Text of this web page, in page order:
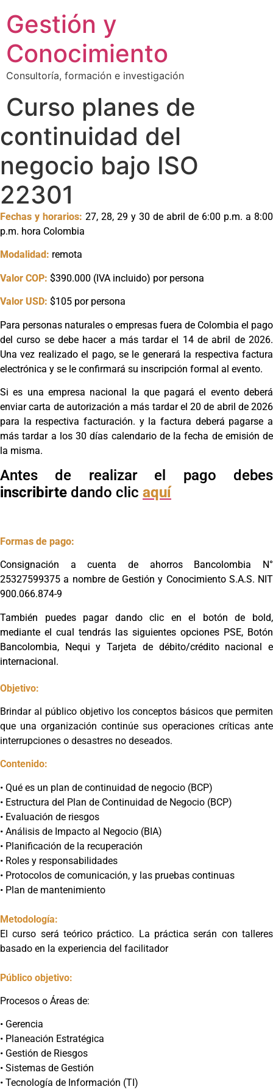
al
contenido
Gestión y
Conocimiento
Consultoría, formación e investigación
Curso planes de
continuidad del
negocio bajo ISO
22301
Fechas y horarios: 27, 28, 29 y 30 de abril de 6:00 p.m. a 8:00
p.m. hora Colombia
Modalidad: remota
Valor COP: $390.000 (IVA incluido) por persona
Valor USD: $105 por persona
Para personas naturales o empresas fuera de Colombia el pago
del curso se debe hacer a más tardar el 14 de abril de 2026.
Una vez realizado el pago, se le generará la respectiva factura
electrónica y se le confirmará su inscripción formal al evento.
Si es una empresa nacional la que pagará el evento deberá
enviar carta de autorización a más tardar el 20 de abril de 2026
para la respectiva facturación. y la factura deberá pagarse a
más tardar a los 30 días calendario de la fecha de emisión de
la misma.
Antes de realizar el pago debes
inscribirte dando clic aquí
Formas de pago:
Consignación a cuenta de ahorros Bancolombia N°
25327599375 a nombre de Gestión y Conocimiento S.A.S. NIT
900.066.874-9
También puedes pagar dando clic en el botón de bold,
mediante el cual tendrás las siguientes opciones PSE, Botón
Bancolombia, Nequi y Tarjeta de débito/crédito nacional e
internacional.
Objetivo:
Brindar al público objetivo los conceptos básicos que permiten
que una organización continúe sus operaciones críticas ante
interrupciones o desastres no deseados.
Contenido:
• Qué es un plan de continuidad de negocio (BCP)
• Estructura del Plan de Continuidad de Negocio (BCP)
• Evaluación de riesgos
• Análisis de Impacto al Negocio (BIA)
• Planificación de la recuperación
• Roles y responsabilidades
• Protocolos de comunicación, y las pruebas continuas
• Plan de mantenimiento
Metodología:
El curso será teórico práctico. La práctica serán con talleres
basado en la experiencia del facilitador
Público objetivo:
Procesos o Áreas de:
• Gerencia
• Planeación Estratégica
• Gestión de Riesgos
• Sistemas de Gestión
• Tecnología de Información (TI)